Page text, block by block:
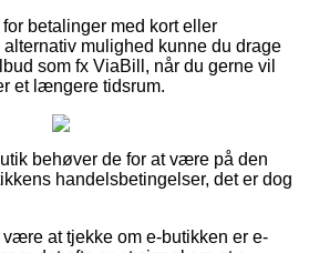
betalinger med kort eller
mulighed kunne du drage
som fx ViaBill, når du gerne vil
et længere tidsrum.
behøver de for at være på den
handelsbetingelser, det er dog
at tjekke om e-butikken er e-